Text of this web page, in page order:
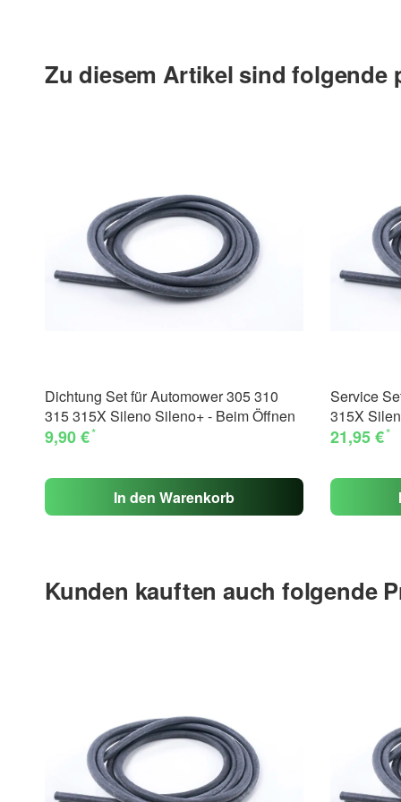
Zu diesem Artikel sind folgende
Dichtung Set für Automower 305 310
315 315X Sileno Sileno+ - Beim Öffnen
9,90 €*
In den Warenkorb
Service
315X
21,95 €*
Kunden kauften auch folgende